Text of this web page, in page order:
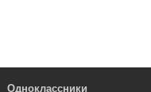
Одноклассники